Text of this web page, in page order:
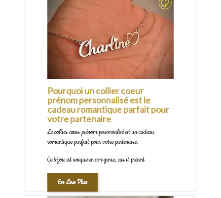
Pourquoi un collier coeur
prénom personnalisé est le
cadeau romantique parfait pour
votre partenaire
Le collier cœur prénom personnalisé est un cadeau
romantique parfait pour votre partenaire.
Ce bijou est unique en son genre, car il présent
En Lire Plus